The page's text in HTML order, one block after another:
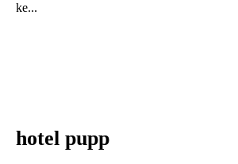
ke...
hotel pupp